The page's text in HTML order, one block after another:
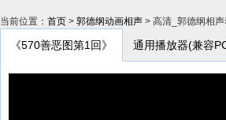
当前位置： 首页 > 郭德纲动画相声 > 高清_郭德纲相
《570善恶图第1回》 通用播放器(兼容